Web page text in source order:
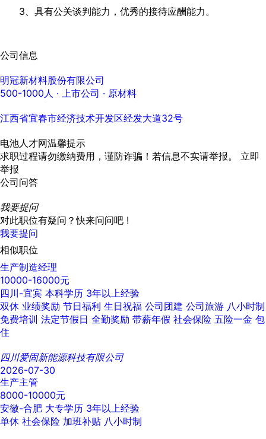
3、具有公关谈判能力，优秀的接待应酬能力。
公司信息
明冠新材料股份有限公司
500-1000人 · 上市公司 · 原材料
江西省宜春市经济技术开发区经发大道32号
电池人才网温馨提示
求职过程请勿缴纳费用，谨防诈骗！若信息不实请举报。 立即
举报
公司问答
我要提问
对此职位有疑问？快来问问吧 !
我要提问
相似职位
生产制造经理
10000-16000元
四川-宜宾 本科学历 3年以上经验
双休 业绩奖励 节日福利 生日祝福 公司团建 公司旅游 八小时制
免费培训 法定节假日 全勤奖励 带薪年假 社会保险 五险一金 包
住
四川爱固新能源科技有限公司
2026-07-30
生产主管
8000-10000元
安徽-合肥 大专学历 3年以上经验
单休 社会保险 加班补贴 八小时制